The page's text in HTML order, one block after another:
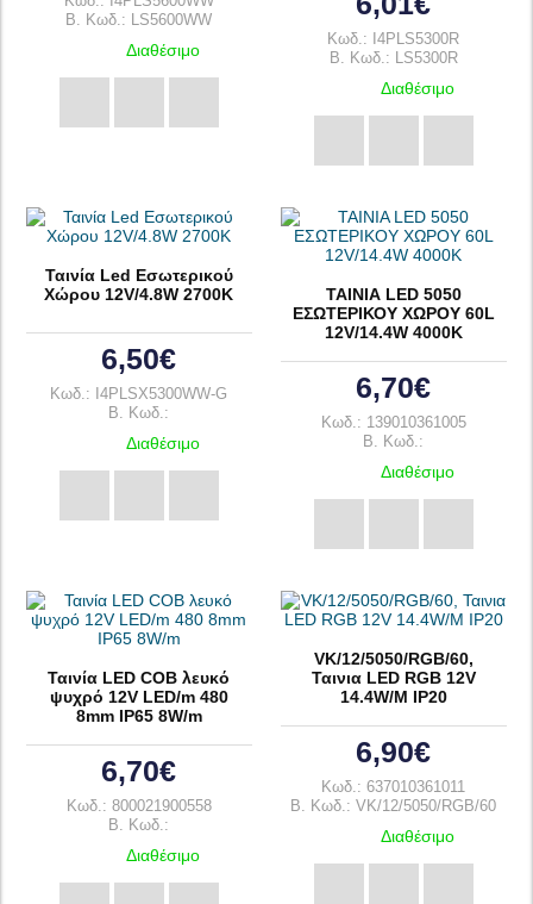
B. Κωδ.: LS5600WW
Διαθέσιμο
Κωδ.: I4PLS5300R
B. Κωδ.: LS5300R
Διαθέσιμο
Ταινία Led Εσωτερικού
Χώρου 12V/4.8W 2700K
6,50€
Κωδ.: I4PLSX5300WW-G
B. Κωδ.:
Διαθέσιμο
ΤΑΙΝΙΑ LED 5050
ΕΣΩΤΕΡΙΚΟΥ ΧΩΡΟΥ 60L
12V/14.4W 4000K
6,70€
Κωδ.: 139010361005
B. Κωδ.:
Διαθέσιμο
Ταινία LED COB λευκό
ψυχρό 12V LED/m 480
8mm IP65 8W/m
6,70€
Κωδ.: 800021900558
B. Κωδ.:
Διαθέσιμο
VK/12/5050/RGB/60,
Ταινια LED RGB 12V
14.4W/M IP20
6,90€
Κωδ.: 637010361011
B. Κωδ.: VK/12/5050/RGB/60
Διαθέσιμο